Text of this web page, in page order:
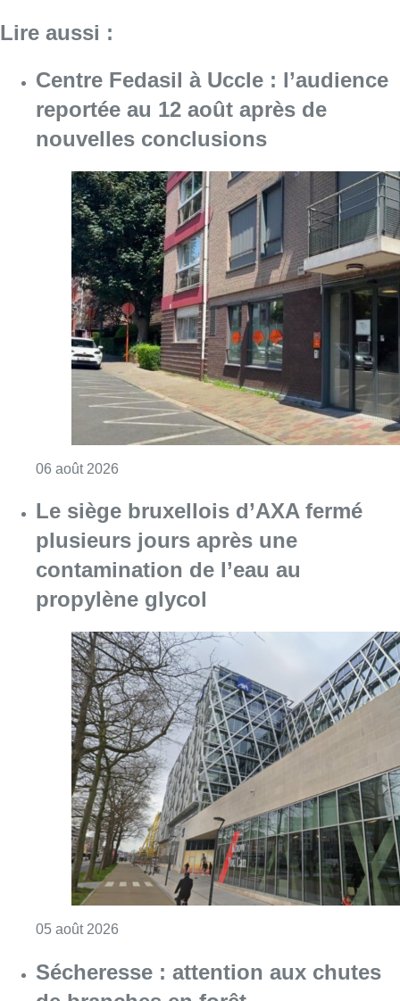
Lire aussi :
Centre Fedasil à Uccle : l’audience
reportée au 12 août après de
nouvelles conclusions
06 août 2026
Le siège bruxellois d’AXA fermé
plusieurs jours après une
contamination de l’eau au
propylène glycol
05 août 2026
Sécheresse : attention aux chutes